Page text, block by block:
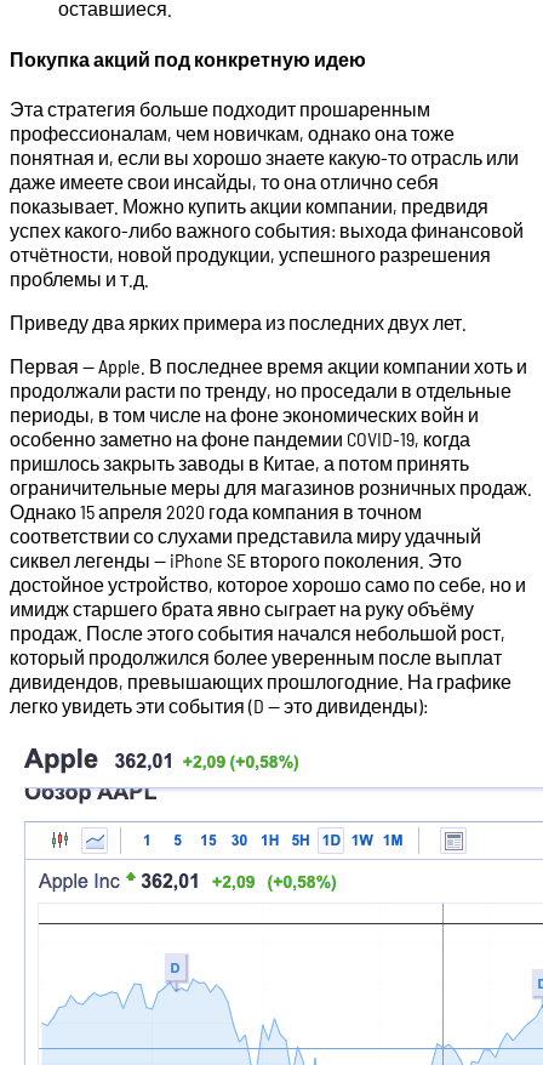
оставшиеся.
Покупка акций под конкретную идею
Эта стратегия больше подходит прошаренным
профессионалам, чем новичкам, однако она тоже
понятная и, если вы хорошо знаете какую-то отрасль или
даже имеете свои инсайды, то она отлично себя
показывает. Можно купить акции компании, предвидя
успех какого-либо важного события: выхода финансовой
отчётности, новой продукции, успешного разрешения
проблемы и т.д.
Приведу два ярких примера из последних двух лет.
Первая — Apple. В последнее время акции компании хоть и
продолжали расти по тренду, но проседали в отдельные
периоды, в том числе на фоне экономических войн и
особенно заметно на фоне пандемии COVID-19, когда
пришлось закрыть заводы в Китае, а потом принять
ограничительные меры для магазинов розничных продаж.
Однако 15 апреля 2020 года компания в точном
соответствии со слухами представила миру удачный
сиквел легенды — iPhone SE второго поколения. Это
достойное устройство, которое хорошо само по себе, но и
имидж старшего брата явно сыграет на руку объёму
продаж. После этого события начался небольшой рост,
который продолжился более уверенным после выплат
дивидендов, превышающих прошлогодние. На графике
легко увидеть эти события (D — это дивиденды):